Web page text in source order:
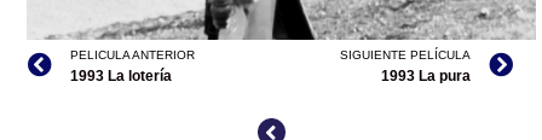
PELICULA ANTERIOR
1993 La lotería
SIGUIENTE PELÍCULA
1993 La pura